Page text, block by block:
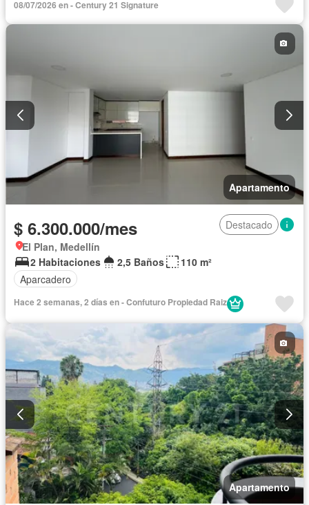
08/07/2026 en - Century 21 Signature
Apartamento
$ 6.300.000/mes
Destacado
El Plan, Medellín
2 Habitaciones
2,5 Baños
110 m²
Aparcadero
Hace 2 semanas, 2 días en - Confuturo Propiedad Raiz
Apartamento